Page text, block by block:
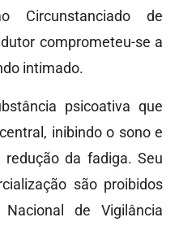
Circunstanciado de
comprometeu-se a
intimado.
psicoativa que
inibindo o sono e
da fadiga. Seu
são proibidos
de Vigilância